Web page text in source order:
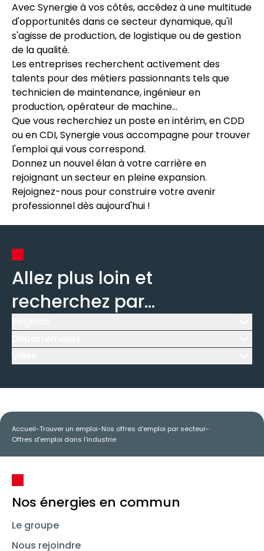
Avec Synergie à vos côtés, accédez à une multitude
d'opportunités dans ce secteur dynamique, qu'il
s'agisse de production, de logistique ou de gestion
de la qualité.
Les entreprises recherchent activement des
talents pour des métiers passionnants tels que
technicien de maintenance, ingénieur en
production, opérateur de machine...
Que vous recherchiez un poste en intérim, en CDD
ou en CDI, Synergie vous accompagne pour trouver
l'emploi qui vous correspond.
Donnez un nouvel élan à votre carrière en
rejoignant un secteur en pleine expansion.
Rejoignez-nous pour construire votre avenir
professionnel dès aujourd'hui !
Allez plus loin et
recherchez par...
Accueil-Trouver un emploi-Nos offres d'emploi par secteur-
Offres d'emploi dans l'industrie
Nos énergies en commun
Le groupe
Nous rejoindre